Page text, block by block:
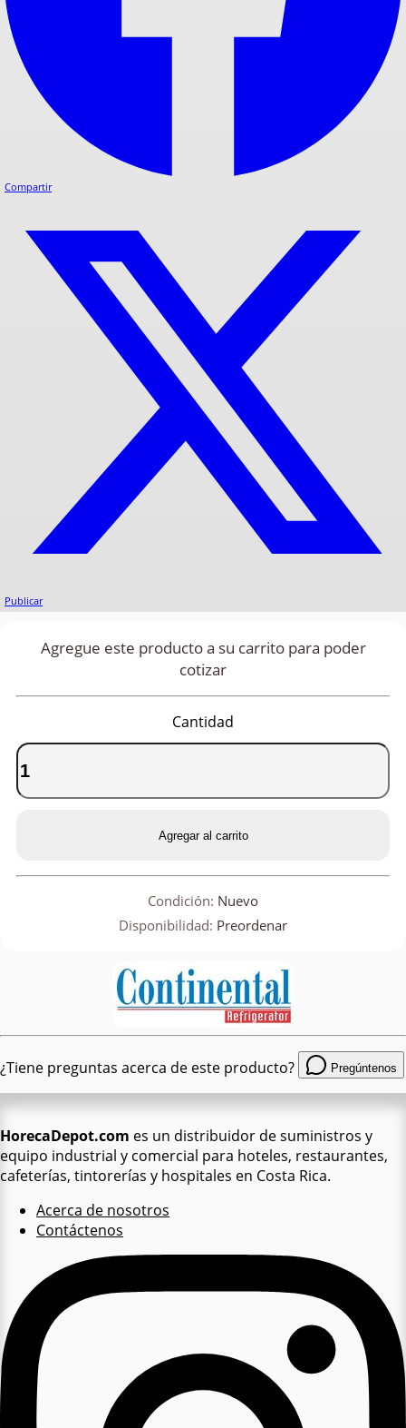
Compartir
Publicar
Agregue este producto a su carrito para poder
cotizar
Cantidad
Agregar al carrito
Condición: Nuevo
Disponibilidad: Preordenar
¿Tiene preguntas acerca de este producto? Pregúntenos
HorecaDepot.com es un distribuidor de suministros y
equipo industrial y comercial para hoteles, restaurantes,
cafeterías, tintorerías y hospitales en Costa Rica.
Acerca de nosotros
Contáctenos